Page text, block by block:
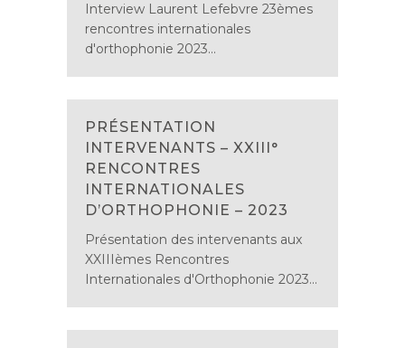
Interview Laurent Lefebvre 23èmes
rencontres internationales
d'orthophonie 2023...
PRÉSENTATION
INTERVENANTS – XXIII°
RENCONTRES
INTERNATIONALES
D’ORTHOPHONIE – 2023
Présentation des intervenants aux
XXIIIèmes Rencontres
Internationales d'Orthophonie 2023...